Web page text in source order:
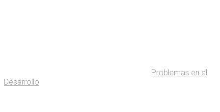
Problemas en el
Desarrollo